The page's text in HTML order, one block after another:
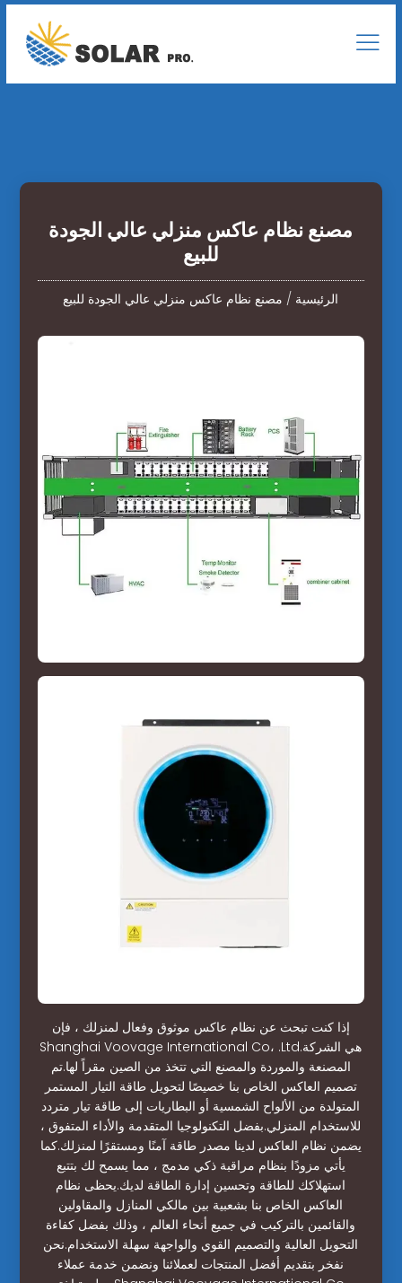
مصنع نظام عاكس منزلي عالي الجودة
للبيع
الرئيسية / مصنع نظام عاكس منزلي عالي الجودة للبيع
إذا كنت تبحث عن نظام عاكس موثوق وفعال لمنزلك ، فإن
Shanghai Voovage International Co، .Ltd.هي الشركة
المصنعة والموردة والمصنع التي تتخذ من الصين مقراً لها.تم
تصميم العاكس الخاص بنا خصيصًا لتحويل طاقة التيار المستمر
المتولدة من الألواح الشمسية أو البطاريات إلى طاقة تيار متردد
للاستخدام المنزلي.بفضل التكنولوجيا المتقدمة والأداء المتفوق ،
يضمن نظام العاكس لدينا مصدر طاقة آمنًا ومستقرًا لمنزلك.كما
يأتي مزودًا بنظام مراقبة ذكي مدمج ، مما يسمح لك بتتبع
استهلاكك للطاقة وتحسين إدارة الطاقة لديك.يحظى نظام
العاكس الخاص بنا بشعبية بين مالكي المنازل والمقاولين
والقائمين بالتركيب في جميع أنحاء العالم ، وذلك بفضل كفاءة
التحويل العالية والتصميم القوي والواجهة سهلة الاستخدام.نحن
نفخر بتقديم أفضل المنتجات لعملائنا ونضمن خدمة عملاء